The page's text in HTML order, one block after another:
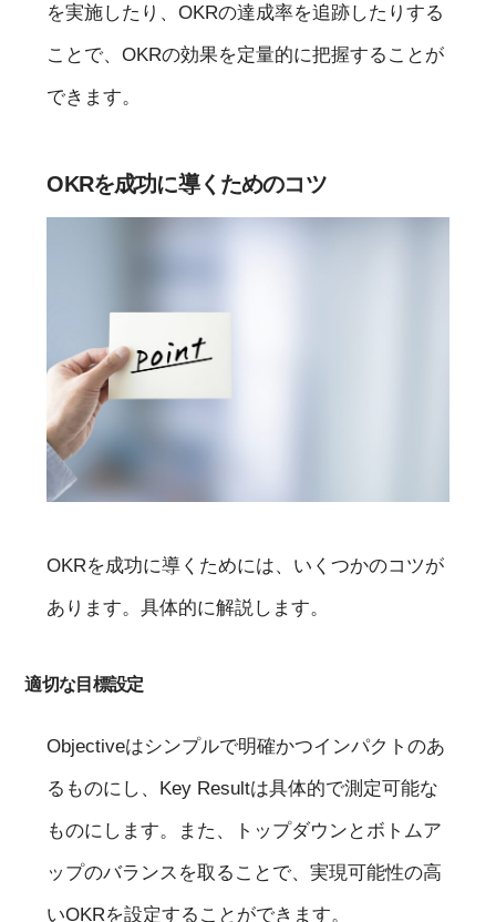
を実施したり、OKRの達成率を追跡したりする
ことで、OKRの効果を定量的に把握することが
できます。
OKRを成功に導くためのコツ
OKRを成功に導くためには、いくつかのコツが
あります。具体的に解説します。
適切な目標設定
Objectiveはシンプルで明確かつインパクトのあ
るものにし、Key Resultは具体的で測定可能な
ものにします。また、トップダウンとボトムア
ップのバランスを取ることで、実現可能性の高
いOKRを設定することができます。